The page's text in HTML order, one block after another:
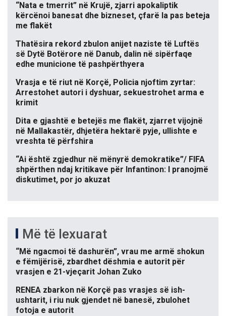
“Nata e tmerrit” në Krujë, zjarri apokaliptik
kërcënoi banesat dhe bizneset, çfarë la pas beteja
me flakët
Thatësira rekord zbulon anijet naziste të Luftës
së Dytë Botërore në Danub, dalin në sipërfaqe
edhe municione të pashpërthyera
Vrasja e të riut në Korçë, Policia njoftim zyrtar:
Arrestohet autori i dyshuar, sekuestrohet arma e
krimit
Dita e gjashtë e betejës me flakët, zjarret vijojnë
në Mallakastër, dhjetëra hektarë pyje, ullishte e
vreshta të përfshira
“Ai është zgjedhur në mënyrë demokratike”/ FIFA
shpërthen ndaj kritikave për Infantinon: I pranojmë
diskutimet, por jo akuzat
Më të lexuarat
“Më ngacmoi të dashurën”, vrau me armë shokun
e fëmijërisë, zbardhet dëshmia e autorit për
vrasjen e 21-vjeçarit Johan Zuko
RENEA zbarkon në Korçë pas vrasjes së ish-
ushtarit, i riu nuk gjendet në banesë, zbulohet
fotoja e autorit